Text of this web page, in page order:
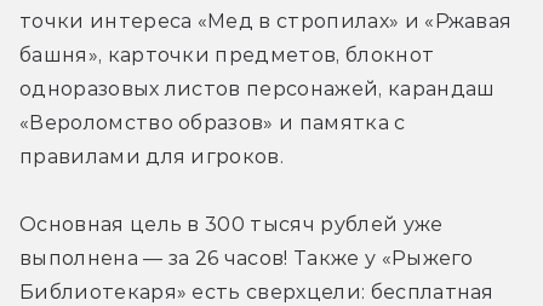
точки интереса «Мед в стропилах» и «Ржавая
башня», карточки предметов, блокнот
одноразовых листов персонажей, карандаш
«Вероломство образов» и памятка с
правилами для игроков.
Основная цель в 300 тысяч рублей уже
выполнена — за 26 часов! Также у «Рыжего
Библиотекаря» есть сверхцели: бесплатная